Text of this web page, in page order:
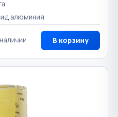
алюминия
В корзину